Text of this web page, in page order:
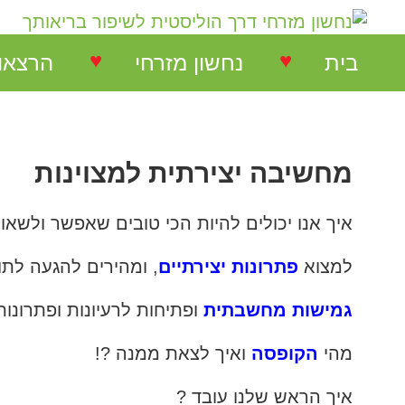
בית ♥ נחשון מזרחי
המלצות על הרצאות
המלצות על סדנאות
המלצות בתחום ריבלנסינג
♥
מחשיבה יצירתית למצוינות
איך אנו יכולים להיות הכי טובים שאפשר
למצוא פתרונות יצירתיים, ומהירים להגעה
גמישות מחשבתית ופתיחות לרעיונות
מהי הקופסה ואיך לצאת ממנה ?!
איך הראש שלנו עובד ?